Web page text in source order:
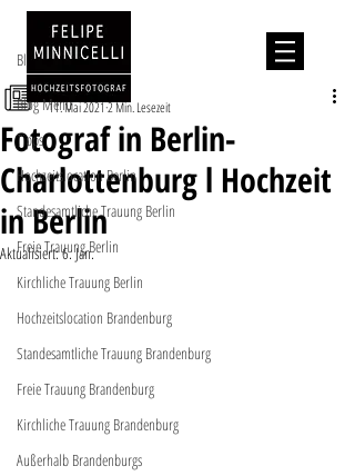
Beitrag
Blog Menu
Tipps
Hochzeitslocation Berlin
Standesamtliche Trauung Berlin
Freie Trauung Berlin
Kirchliche Trauung Berlin
Hochzeitslocation Brandenburg
Standesamtliche Trauung Brandenburg
Freie Trauung Brandenburg
Kirchliche Trauung Brandenburg
Außerhalb Brandenburgs
Blog Menu
Fotograf in Berlin-
Charlottenburg l Hochzeit
in Berlin
Service
11. Mai 20212 Min. Lesezeit
Aktualisiert:6. Jan.